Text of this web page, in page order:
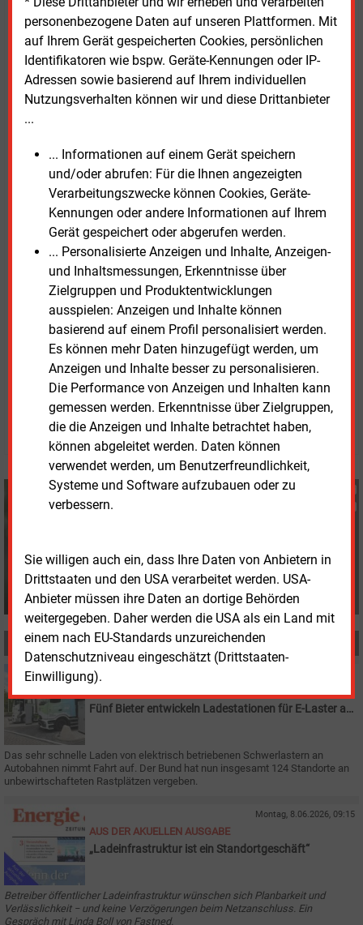
personenbezogene Daten auf unseren Plattformen. Mit
auf Ihrem Gerät gespeicherten Cookies, persönlichen
Identifikatoren wie bspw. Geräte-Kennungen oder IP-
Adressen sowie basierend auf Ihrem individuellen
Nutzungsverhalten können wir und diese Drittanbieter
...
... Informationen auf einem Gerät speichern
und/oder abrufen: Für die Ihnen angezeigten
Verarbeitungszwecke können Cookies, Geräte-
Kennungen oder andere Informationen auf Ihrem
Gerät gespeichert oder abgerufen werden.
... Personalisierte Anzeigen und Inhalte, Anzeigen-
und Inhaltsmessungen, Erkenntnisse über
Zielgruppen und Produktentwicklungen
ausspielen: Anzeigen und Inhalte können
basierend auf einem Profil personalisiert werden.
Es können mehr Daten hinzugefügt werden, um
Anzeigen und Inhalte besser zu personalisieren.
Die Performance von Anzeigen und Inhalten kann
gemessen werden. Erkenntnisse über Zielgruppen,
die die Anzeigen und Inhalte betrachtet haben,
können abgeleitet werden. Daten können
verwendet werden, um Benutzerfreundlichkeit,
Systeme und Software aufzubauen oder zu
verbessern.
Sie willigen auch ein, dass Ihre Daten von Anbietern in
Drittstaaten und den USA verarbeitet werden. USA-
Anbieter müssen ihre Daten an dortige Behörden
weitergegeben. Daher werden die USA als ein Land mit
einem nach EU-Standards unzureichenden
Datenschutzniveau eingeschätzt (Drittstaaten-
Einwilligung).
kundenfreundliche Ladestandorte an den
Rastplätzen auszuschreiben. Maßstab sei der der
Qualitätsanspruch der Nutzenden. „Dazu gehören
zum Beispiel ausreichend Fläche für komfortables
Durchfahrtsladen, klare Beschilderungen, schützende
vor allem auch wichtig, dem Sicherheitsempfinden
der Nutzerinnen und Nutzer Rechnung zu tragen.
Fastned baut und betreibt Schnellladeinfrastruktur in
acht weiteren europäischen Ländern. Daher wisse
man, „wie mehr Spielraum für den Ideenreichtum der
Anbieter und weit gefasste Servicekonzepte für
Elektroautofahrerinnen mehr Verlässlichkeit, bessere
Standorte und ein insgesamt besseres Ladeerlebnis
schaffen“, betont Boll.
Montag, 9.03.2026, 16:05 Uhr
© 2026 Energie & Management GmbH
Fritz Wilhelm
MEHR ZUM THEMA
Fünf Bieter entwickeln Ladestationen für E-Laster an
Das sehr schnelle Laden von elektrisch betriebenen Schwerlastern an
Autobahnen nimmt Fahrt auf. Der Bund hat nun insgesamt 124 Standorte an
unbewirtschafteten Rastplätzen vergeben.
Montag, 8.06.2026, 09:15
AUS DER AKUELLEN AUSGABE
„Ladeinfrastruktur ist ein Standortgeschäft“
Betreiber öffentlicher Ladeinfrastruktur wünschen sich Planbarkeit und
Verlässlichkeit − und keine Verzögerungen beim Netzanschluss. Ein
Gespräch mit Linda Boll von Fastned.